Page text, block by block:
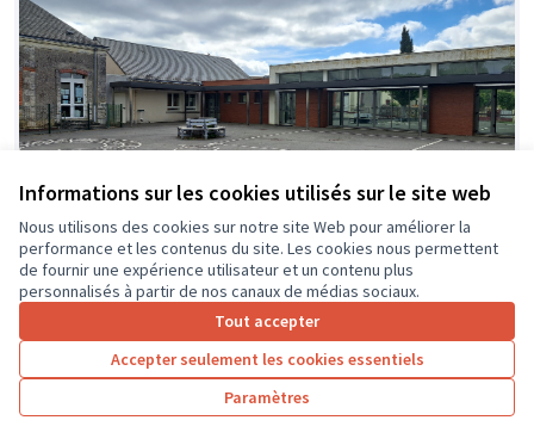
Informations sur les cookies utilisés sur le site web
Nous utilisons des cookies sur notre site Web pour améliorer la
performance et les contenus du site. Les cookies nous permettent
de fournir une expérience utilisateur et un contenu plus
personnalisés à partir de nos canaux de médias sociaux.
Tout accepter
Accepter seulement les cookies essentiels
Paramètres
Création d'espaces ombragés et
zones de jeux détentes dans la cour
Soumis